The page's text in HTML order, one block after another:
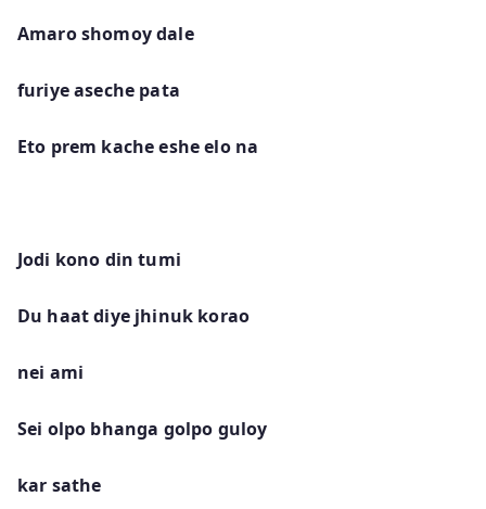
Amaro shomoy dale
furiye aseche pata
Eto prem kache eshe elo na
Jodi kono din tumi
Du haat diye jhinuk korao
nei ami
Sei olpo bhanga golpo guloy
kar sathe